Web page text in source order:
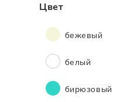
Цвет
бежевый
белый
бирюзовый